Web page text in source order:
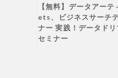
【無料】データアー
ets、ビジネスサーチ
ナー 実践！データド
セミナー